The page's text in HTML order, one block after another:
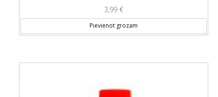
3,99 €
Pievienot grozam